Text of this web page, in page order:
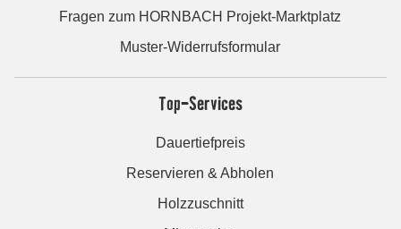
Fragen zum HORNBACH Projekt-Marktplatz
Muster-Widerrufsformular
Top-Services
Dauertiefpreis
Reservieren & Abholen
Holzzuschnitt